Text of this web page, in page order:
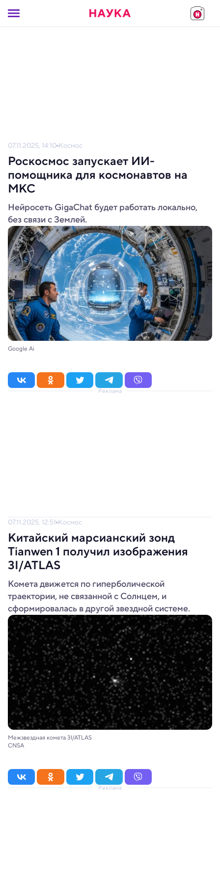
07.11.2025, 14:10 Космос
Роскосмос запускает ИИ-
помощника для космонавтов на
МКС
Нейросеть GigaChat будет работать локально,
без связи с Землей.
Google Ai
Реклама
07.11.2025, 12:51 Космос
Китайский марсианский зонд
Tianwen 1 получил изображения
3I/ATLAS
Комета движется по гиперболической
траектории, не связанной с Солнцем, и
сформировалась в другой звездной системе.
Межзвездная комета 3I/ATLAS
CNSA
Реклама